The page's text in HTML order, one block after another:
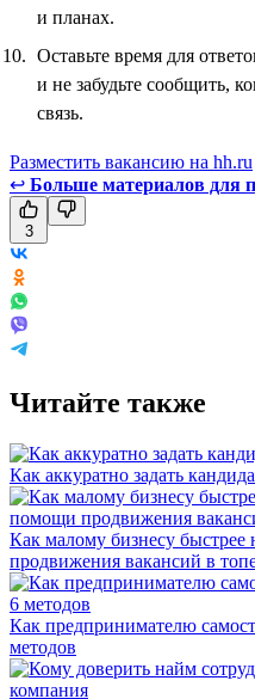
и планах.
Оставьте время для
и не забудьте сообщить,
связь.
Разместить вакансию на hh.ru
↩ Больше материалов для
3
Читайте также
Как аккуратно задать
Как малому бизнесу
продвижения вакансий в
Как предпринимателю
методов